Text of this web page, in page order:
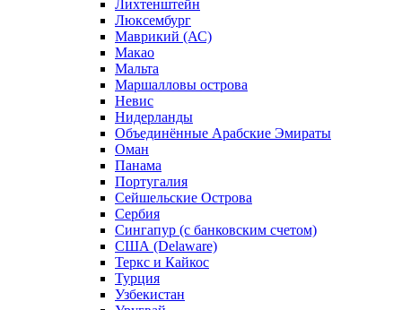
Лихтенштейн
Люксембург
Маврикий (АС)
Макао
Мальта
Маршалловы острова
Нeвис
Нидерланды
Объединённые Арабские Эмираты
Оман
Панама
Португалия
Сейшельские Острова
Сербия
Сингапур (c банковским счетом)
США (Delaware)
Теркс и Кайкос
Турция
Узбекистан